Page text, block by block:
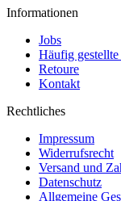
Informationen
Jobs
Häufig
Retoure
Kontakt
Rechtliches
Impressum
Widerrufsrecht
Versand und
Datenschutz
Allgemeine